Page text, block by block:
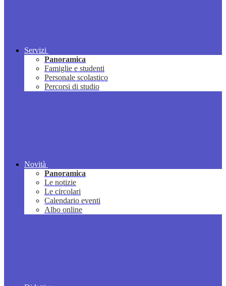
Servizi
Panoramica
Famiglie e studenti
Personale scolastico
Percorsi di studio
Novità
Panoramica
Le notizie
Le circolari
Calendario eventi
Albo online